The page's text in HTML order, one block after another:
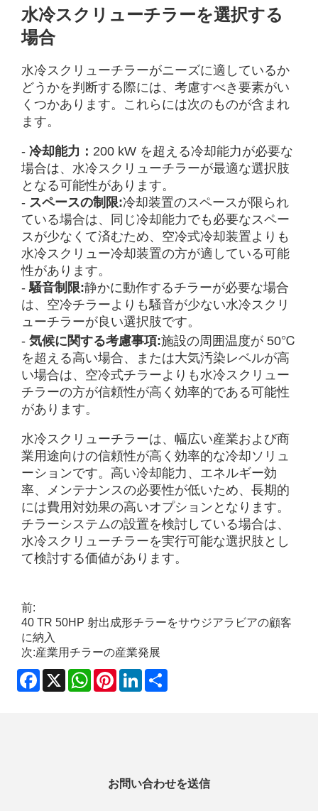
水冷スクリューチラーを選択する
場合
水冷スクリューチラーがニーズに適しているか
どうかを判断する際には、考慮すべき要素がい
くつかあります。これらには次のものが含まれ
ます。
-冷却能力： 200 kW を超える冷却能力が必要な
場合は、水冷スクリューチラーが最適な選択肢
となる可能性があります。
- スペースの制限:冷却装置のスペースが限られ
ている場合は、同じ冷却能力でも必要なスペー
スが少なくて済むため、空冷式冷却装置よりも
水冷スクリュー冷却装置の方が適している可能
性があります。
-騒音制限:静かに動作するチラーが必要な場合
は、空冷チラーよりも騒音が少ない水冷スクリ
ューチラーが良い選択肢です。
-気候に関する考慮事項:施設の周囲温度が 50℃
を超える高い場合、または大気汚染レベルが高
い場合は、空冷式チラーよりも水冷スクリュー
チラーの方が信頼性が高く効率的である可能性
があります。
水冷スクリューチラーは、幅広い産業および商
業用途向けの信頼性が高く効率的な冷却ソリュ
ーションです。高い冷却能力、エネルギー効
率、メンテナンスの必要性が低いため、長期的
には費用対効果の高いオプションとなります。
チラーシステムの設置を検討している場合は、
水冷スクリューチラーを実行可能な選択肢とし
て検討する価値があります。
前:
40 TR 50HP 射出成形チラーをサウジアラビアの顧客
に納入
次:産業用チラーの産業発展
Facebook
X WhatsApp
PinterestLinkedIn
お問い合わせを送信